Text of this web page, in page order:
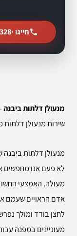
חייגו ·
מנעולן דלתות ביבנה
שירות מנעולן דלתות
מנעולן דלתות
לא פעם אנו מחפשים
מעולה. האמצעי
אדם הראויים שעמם
לחצן בודד ומולך
מעוניינים במפנה